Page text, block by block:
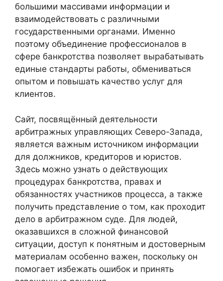
большими массивами информации и
взаимодействовать с различными
государственными органами. Именно
поэтому объединение профессионалов в
сфере банкротства позволяет вырабатывать
единые стандарты работы, обмениваться
опытом и повышать качество услуг для
клиентов.
Сайт, посвящённый деятельности
арбитражных управляющих Северо-Запада,
является важным источником информации
для должников, кредиторов и юристов.
Здесь можно узнать о действующих
процедурах банкротства, правах и
обязанностях участников процесса, а также
получить представление о том, как проходит
дело в арбитражном суде. Для людей,
оказавшихся в сложной финансовой
ситуации, доступ к понятным и достоверным
материалам особенно важен, поскольку он
помогает избежать ошибок и принять